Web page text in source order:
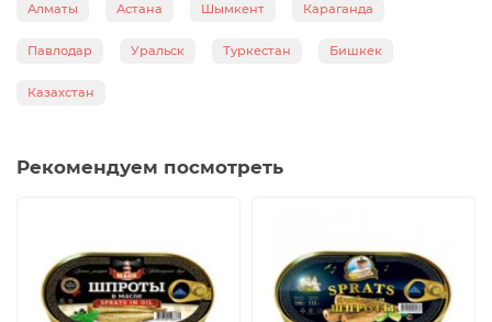
Алматы Астана Шымкент Караганда
Павлодар Уральск Туркестан Бишкек
Казахстан
Рекомендуем посмотреть